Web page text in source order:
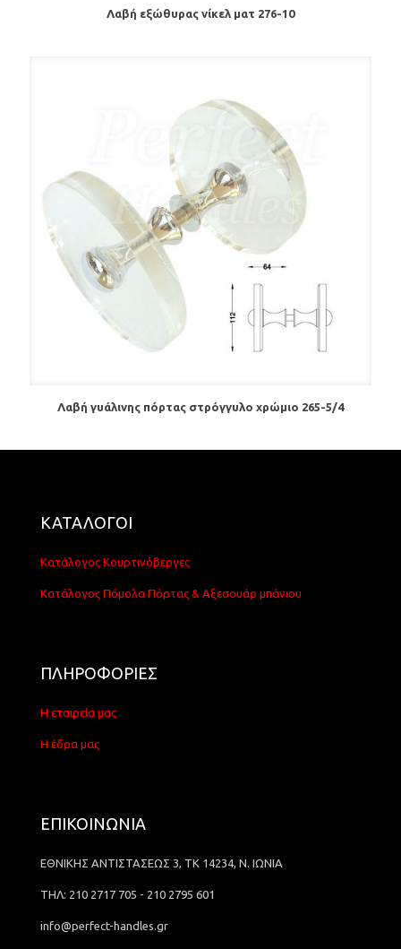
Λαβή εξώθυρας νίκελ ματ 276-10
Λαβή γυάλινης πόρτας στρόγγυλο χρώμιο 265-5/4
ΚΑΤΑΛΟΓΟΙ
Κατάλογος Κουρτινόβεργες
Κατάλογος Πόμολα Πόρτας & Αξεσουάρ μπάνιου
ΠΛΗΡΟΦΟΡΙΕΣ
Η εταιρεία μας
Η έδρα μας
ΕΠΙΚΟΙΝΩΝΙΑ
ΕΘΝΙΚΗΣ ΑΝΤΙΣΤΑΣΕΩΣ 3, ΤΚ 14234, Ν. ΙΩΝΙΑ
ΤΗΛ: 210 2717 705 - 210 2795 601
info@perfect-handles.gr